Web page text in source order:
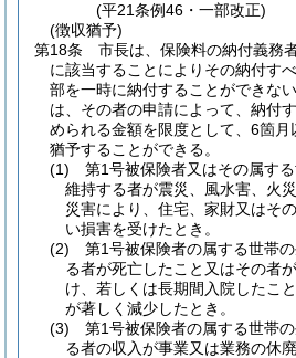
(平21条例46・一部改正)
(徴収猶予)
第18条
市長は、保険料の納付義務
に該当することによりその納付す
部を一時に納付することができな
は、その者の申請によって、納付
められる金額を限度として、6箇
猶予することができる。
(1)
第1号被保険者又はその属す
維持する者が震災、風水害、火
災害により、住宅、家財又はそ
い損害を受けたとき。
(2)
第1号被保険者の属する世帯
る者が死亡したこと又はその者
け、若しくは長期間入院したこ
が著しく減少したとき。
(3)
第1号被保険者の属する世帯
る者の収入が事業又は業務の休